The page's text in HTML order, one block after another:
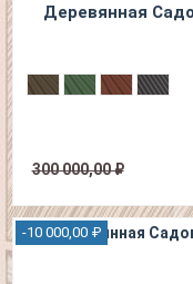
Деревянная
300 000,00 ₽
-10 000,00 ₽